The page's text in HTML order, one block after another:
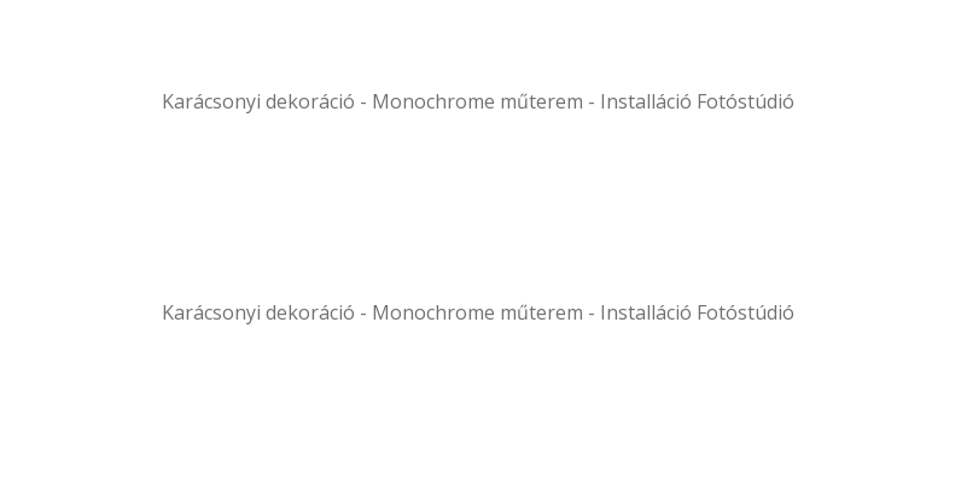
Karácsonyi dekoráció - Monochrome műterem - Installáció Fotóstúdió
Karácsonyi dekoráció - Monochrome műterem - Installáció Fotóstúdió